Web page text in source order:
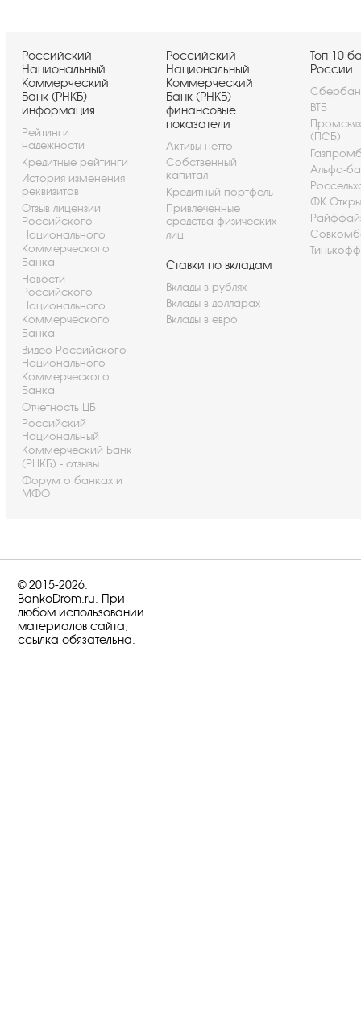
Российский
Национальный
Коммерческий
Банк (РНКБ) -
информация
Рейтинги
надежности
Кредитные рейтинги
История изменения
реквизитов
Отзыв лицензии
Российского
Национального
Коммерческого
Банка
Новости
Российского
Национального
Коммерческого
Банка
Видео Российского
Национального
Коммерческого
Банка
Отчетность ЦБ
Российский
Национальный
Коммерческий Банк
(РНКБ) - отзывы
Форум о банках и
МФО
Российский
Национальный
Коммерческий
Банк (РНКБ) -
финансовые
показатели
Активы-нетто
Собственный
капитал
Кредитный портфель
Привлеченные
средства физических
лиц
Ставки по вкладам
Вклады в рублях
Вклады в долларах
Вклады в евро
Топ 10
России
ВТБ
(ПСБ)
Альфа-
ФК
© 2015-2026.
BankoDrom.ru. При
любом использовании
материалов сайта,
ссылка обязательна.